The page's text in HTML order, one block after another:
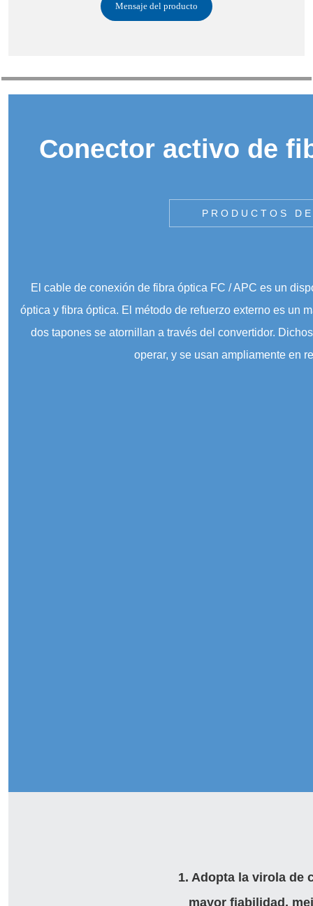
Mensaje del producto
Conector activo de
El cable de conexión de fibra óptica FC / APC es un
óptica y fibra óptica. El método de refuerzo externo es un
dos tapones se atornillan a través del convertidor.
operar, y se usan ampliamente en
PRODUCTOS
1. Adopta la virola de
mayor fiabilidad,